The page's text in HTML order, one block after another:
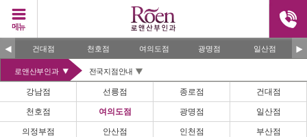
건대점 천호점 여의도점 광명점 일산점
로앤산부인과 전국지점안내
강남점 선릉점 종로점 건대점
천호점 여의도점 광명점 일산점
의정부점 안산점 인천점 부산점